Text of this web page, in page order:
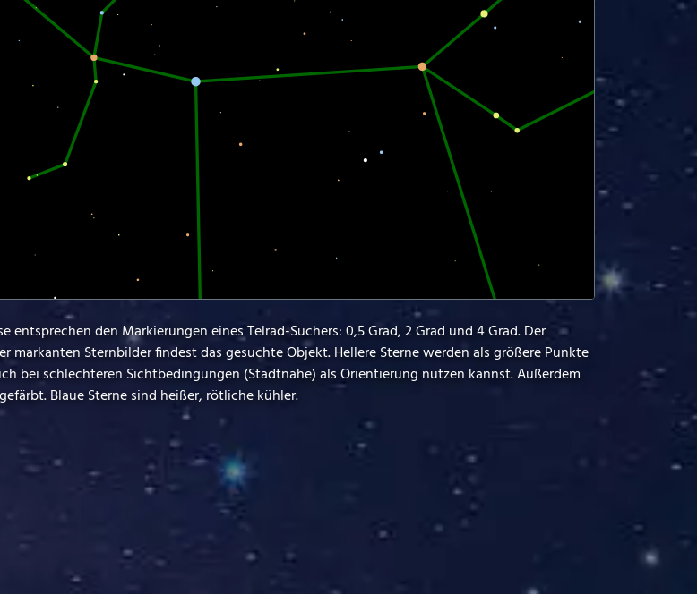
den Markierungen eines Telrad-Suchers: 0,5 Grad, 2 Grad und 4 Grad. Der
Sternbilder findest das gesuchte Objekt. Hellere Sterne werden als größere Punkte
bei schlechteren Sichtbedingungen (Stadtnähe) als Orientierung nutzen kannst. Außerdem
Blaue Sterne sind heißer, rötliche kühler.